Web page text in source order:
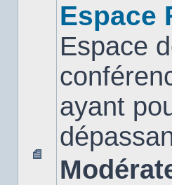
Aucun
message
Espace
Espace
ayant